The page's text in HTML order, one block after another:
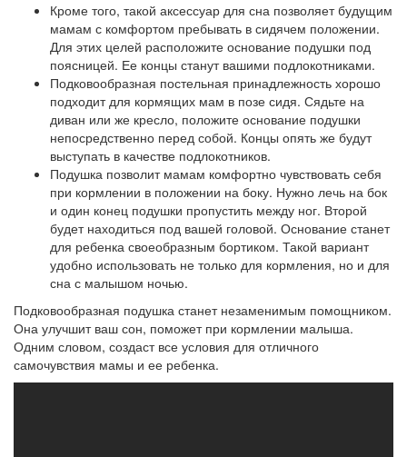
Кроме того, такой аксессуар для сна позволяет будущим
мамам с комфортом пребывать в сидячем положении.
Для этих целей расположите основание подушки под
поясницей. Ее концы станут вашими подлокотниками.
Подковообразная постельная принадлежность хорошо
подходит для кормящих мам в позе сидя. Сядьте на
диван или же кресло, положите основание подушки
непосредственно перед собой. Концы опять же будут
выступать в качестве подлокотников.
Подушка позволит мамам комфортно чувствовать себя
при кормлении в положении на боку. Нужно лечь на бок
и один конец подушки пропустить между ног. Второй
будет находиться под вашей головой. Основание станет
для ребенка своеобразным бортиком. Такой вариант
удобно использовать не только для кормления, но и для
сна с малышом ночью.
Подковообразная подушка станет незаменимым помощником.
Она улучшит ваш сон, поможет при кормлении малыша.
Одним словом, создаст все условия для отличного
самочувствия мамы и ее ребенка.